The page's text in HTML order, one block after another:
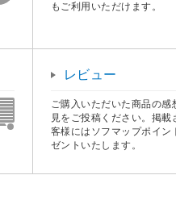
もご利用いただけます。
レビュー
ご購入いただいた商品の感
見をご投稿ください。掲載
客様にはソフマップポイン
ゼントいたします。